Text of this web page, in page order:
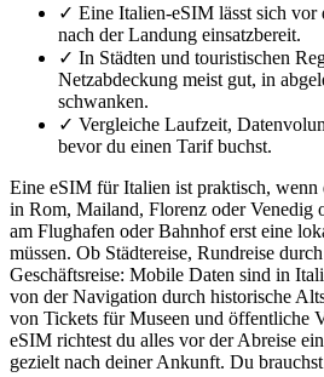
✓ Eine Italien-eSIM lässt sich vor
nach der Landung einsatzbereit.
✓ In Städten und touristischen
Netzabdeckung meist gut, in
schwanken.
✓ Vergleiche Laufzeit,
bevor du einen Tarif buchst.
Eine eSIM für Italien ist praktisch,
in Rom, Mailand, Florenz oder Venedig
am Flughafen oder Bahnhof erst eine
müssen. Ob Städtereise, Rundreise
Geschäftsreise: Mobile Daten sind in
von der Navigation durch historische
von Tickets für Museen und öffentliche
eSIM richtest du alles vor der Abreise
gezielt nach deiner Ankunft. Du